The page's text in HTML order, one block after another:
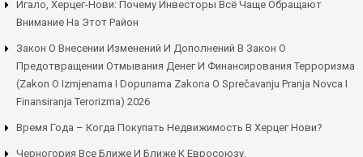
Игало, Херцег-Нови: Почему Инвесторы Всё Чаще Обращают
Внимание На Этот Район
Закон О Внесении Изменений И Дополнений В Закон О
Предотвращении Отмывания Денег И Финансирования Терроризма
(Zakon O Izmjenama I Dopunama Zakona O Sprečavanju Pranja Novca I
Finansiranja Terorizma) 2026
Время Года – Когда Покупать Недвижимость В Херцег Нови?
Черногория Все Ближе И Ближе К Евросоюзу.